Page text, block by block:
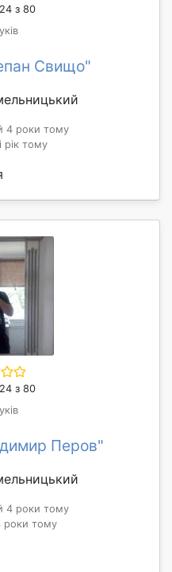
з 80
Свищо"
4 роки тому
рік тому
з 80
Перов"
4 роки тому
роки тому